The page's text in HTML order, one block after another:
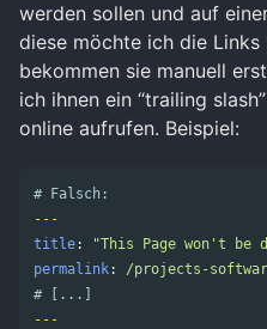
werden sollen und auf
diese möchte ich die Links
bekommen sie manuell
ich ihnen ein “trailing
online aufrufen. Beispiel:
# Falsch:
---
title: "This Page won't be
permalink:
/projects-
# [...]
---